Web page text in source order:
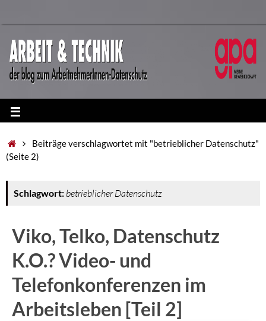
Beiträge verschlagwortet mit "betrieblicher Datenschutz"
(Seite 2)
Schlagwort:betrieblicher Datenschutz
Viko, Telko, Datenschutz
K.O.? Video- und
Telefonkonferenzen im
Arbeitsleben [Teil 2]